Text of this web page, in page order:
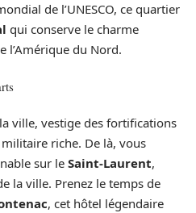
de l’UNESCO, ce quartier
qui conserve le charme
l’Amérique du Nord.
ville, vestige des fortifications
riche. De là, vous
sur le Saint-Laurent,
la ville. Prenez le temps de
, cet hôtel légendaire